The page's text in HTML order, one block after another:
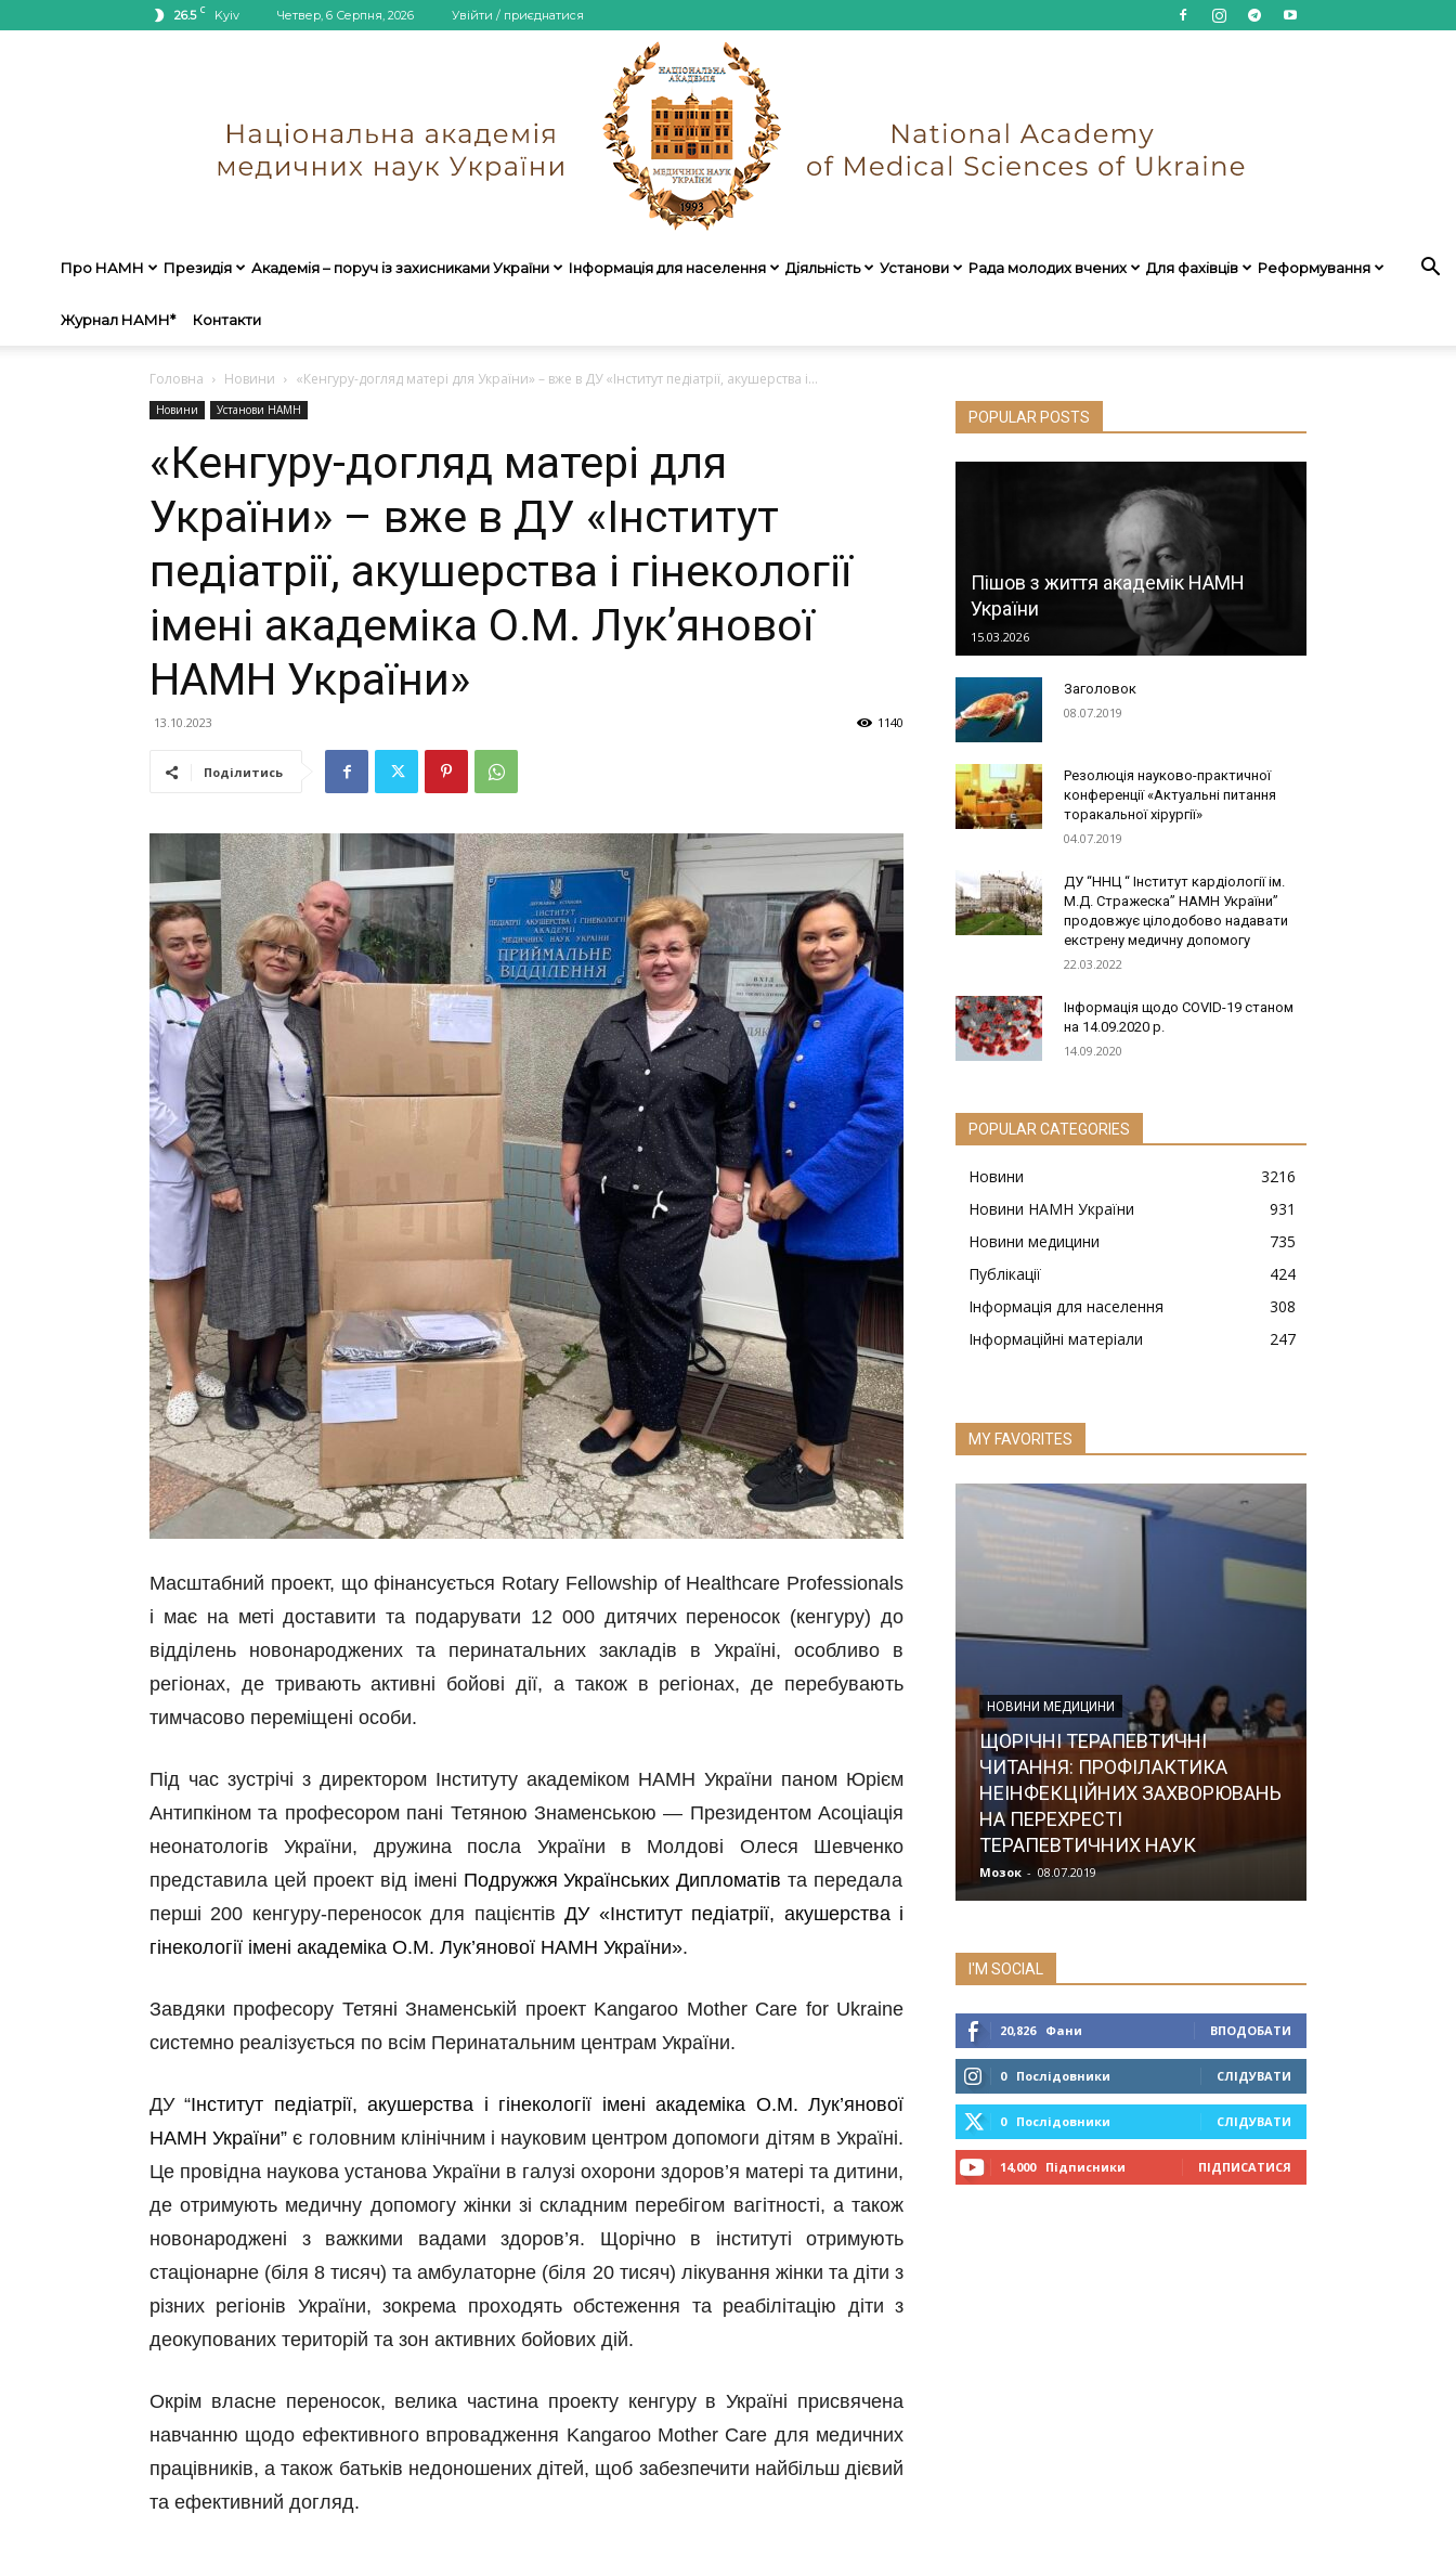
26.5 C Kyiv Четвер, 6 Серпня, 2026 Увійти / приєднатися
Про НАМН Президія Академія – поруч із захисниками України Інформація для населення Діяльність Установи Рада молодих вчених Для фахівців Реформування
Журнал НАМН* Контакти
Головна Новини «Кенгуру-догляд матері для України» – вже в ДУ «Інститут педіатрії, акушерства і...
Новини Установи НАМН
«Кенгуру-догляд матері для
України» – вже в ДУ «Інститут
педіатрії, акушерства і гінекології
імені академіка О.М. Лук’янової
НАМН України»
13.10.2023 1140
Поділитись
Масштабний проект, що фінансується Rotary Fellowship of Healthcare Professionals
і має на меті доставити та подарувати 12 000 дитячих переносок (кенгуру) до
відділень новонароджених та перинатальних закладів в Україні, особливо в
регіонах, де тривають активні бойові дії, а також в регіонах, де перебувають
тимчасово переміщені особи.
Під час зустрічі з директором Інституту академіком НАМН України паном Юрієм
Антипкіном та професором пані Тетяною Знаменською — Президентом Асоціація
неонатологів України, дружина посла України в Молдові Олеся Шевченко
представила цей проект від імені Подружжя Українських Дипломатів та передала
перші 200 кенгуру-переносок для пацієнтівДУ «Інститут педіатрії, акушерства і
гінекології імені академіка О.М. Лук’янової НАМН України».
Завдяки професору Тетяні Знаменській проект Kangaroo Mother Care for Ukraine
системно реалізується по всім Перинатальним центрам України.
ДУ“Інститут педіатрії, акушерства і гінекології імені академіка О.М. Лук’янової
НАМН України” є головним клінічним і науковим центром допомоги дітям в Україні.
Це провідна наукова установа України в галузі охорони здоров’я матері та дитини,
де отримують медичну допомогу жінки зі складним перебігом вагітності, а також
новонароджені з важкими вадами здоров’я. Щорічно в інституті отримують
стаціонарне (біля 8 тисяч) та амбулаторне (біля 20 тисяч) лікування жінки та діти з
різних регіонів України, зокрема проходять обстеження та реабілітацію діти з
деокупованих територій та зон активних бойових дій.
Окрім власне переносок, велика частина проекту кенгуру в Україні присвячена
навчанню щодо ефективного впровадження Kangaroo Mother Care для медичних
працівників, а також батьків недоношених дітей, щоб забезпечити найбільш дієвий
та ефективний догляд.
POPULAR POSTS
Пішов з життя академік НАМН
України
15.03.2026
Заголовок
08.07.2019
Резолюція науково-практичної
конференції «Актуальні питання
торакальної хірургії»
04.07.2019
ДУ “ННЦ “ Інститут кардіології ім.
М.Д. Стражеска” НАМН України”
продовжує цілодобово надавати
екстрену медичну допомогу
22.03.2022
Інформація щодо COVID-19 станом
на 14.09.2020 р.
14.09.2020
POPULAR CATEGORIES
Новини
3216
Новини НАМН України
931
Новини медицини
735
Публікації
424
Інформація для населення
308
Інформаційні матеріали
247
MY FAVORITES
НОВИНИ МЕДИЦИНИ
ЩОРІЧНІ ТЕРАПЕВТИЧНІ
ЧИТАННЯ: ПРОФІЛАКТИКА
НЕІНФЕКЦІЙНИХ ЗАХВОРЮВАНЬ
НА ПЕРЕХРЕСТІ
ТЕРАПЕВТИЧНИХ НАУК
Мозок - 08.07.2019
I'M SOCIAL
20,826 Фани ВПОДОБАТИ
0 Послідовники СЛІДУВАТИ
0 Послідовники СЛІДУВАТИ
14,000 Підписники ПІДПИСАТИСЯ